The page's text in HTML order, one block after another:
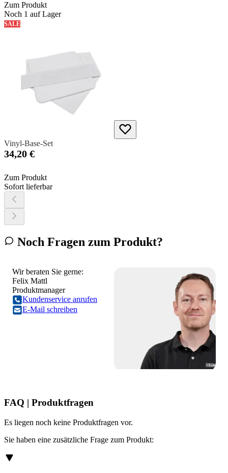
Zum Produkt
Noch 1 auf Lager
SALE
Vinyl-Base-Set
34,20 €
Zum Produkt
Sofort lieferbar
Noch Fragen zum Produkt?
Wir beraten Sie gerne:
Felix Mattl
Produktmanager
Kundenservice anrufen
E-Mail schreiben
FAQ | Produktfragen
Es liegen noch keine Produktfragen vor.
Sie haben eine zusätzliche Frage zum Produkt: